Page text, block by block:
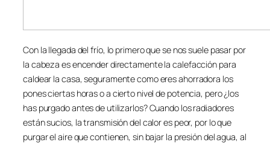
Con la llegada del frío, lo primero que se nos suele pasar por
la cabeza es encender directamente la calefacción para
caldear la casa, seguramente como eres ahorradora los
pones ciertas horas o a cierto nivel de potencia, pero ¿los
has purgado antes de utilizarlos? Cuando los radiadores
están sucios, la transmisión del calor es peor, por lo que
purgar el aire que contienen, sin bajar la presión del agua, al